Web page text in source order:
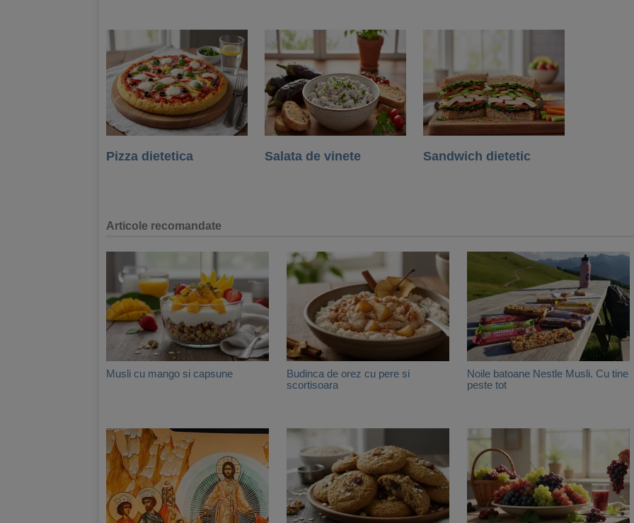
Pizza dietetica Salata de vinete Sandwich dietetic
Articole recomandate
Musli cu mango si capsune
Budinca de orez cu pere si
scortisoara
Noile batoane Nestle Musli. Cu tine
peste tot